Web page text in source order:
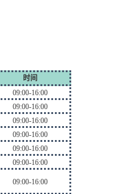
时间
09:00-16:00
09:00-16:00
09:00-16:00
09:00-16:00
09:00-16:00
09:00-16:00
09:00-16:00